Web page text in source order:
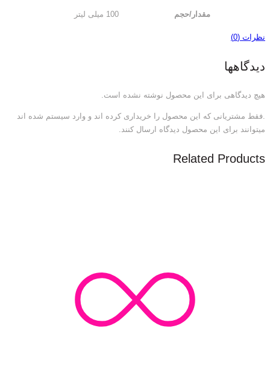
مقدار/حجم 100 میلی لیتر
نظرات (0)
دیدگاهها
هیچ دیدگاهی برای این محصول نوشته نشده است.
.فقط مشتریانی که این محصول را خریداری کرده اند و وارد سیستم شده اند
میتوانند برای این محصول دیدگاه ارسال کنند.
Related Products